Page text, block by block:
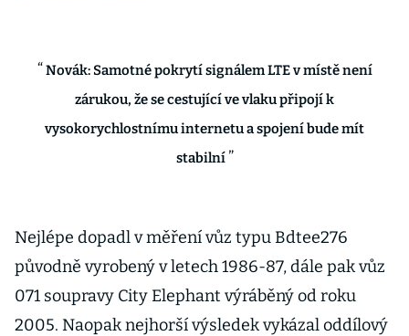
Novák: Samotné pokrytí signálem LTE v místě není
zárukou, že se cestující ve vlaku připojí k
vysokorychlostnímu internetu a spojení bude mít
stabilní
Nejlépe dopadl v měření vůz typu Bdtee276
původně vyrobený v letech 1986-87, dále pak vůz
071 soupravy City Elephant výráběný od roku
2005. Naopak nejhorší výsledek vykázal oddílový